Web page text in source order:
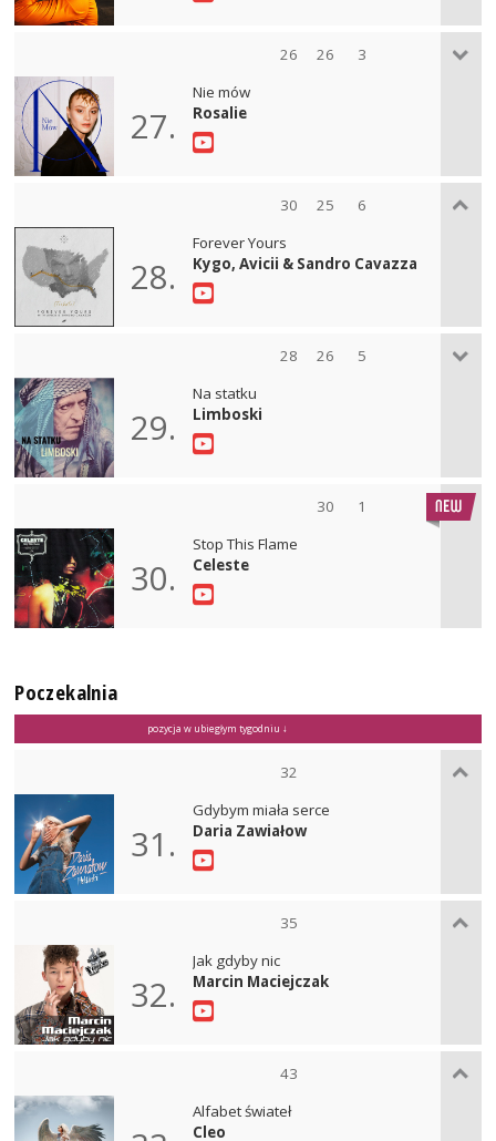
26 26 3
27.
Nie mów
Rosalie
30 25 6
28.
Forever Yours
Kygo, Avicii & Sandro Cavazza
28 26 5
29.
Na statku
Limboski
30 1
30.
Stop This Flame
Celeste
Poczekalnia
pozycja w ubiegłym tygodniu ↓
32
31.
Gdybym miała serce
Daria Zawiałow
35
32.
Jak gdyby nic
Marcin Maciejczak
43
Alfabet świateł
Cleo